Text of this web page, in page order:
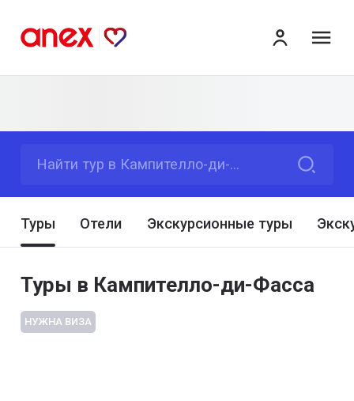
Найти тур в Кампителло-ди-Фасса
Туры Отели Экскурсионные туры
Туры в Кампителло-ди-Фасса
НУЖНА ВИЗА